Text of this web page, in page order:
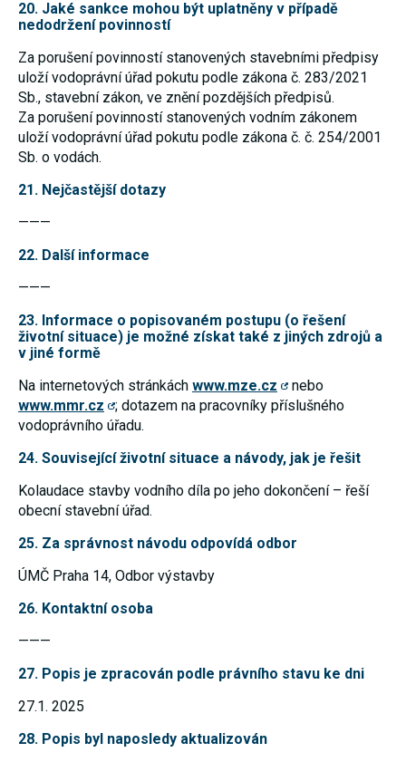
20. Jaké sankce mohou být uplatněny v případě
nedodržení povinností
Za porušení povinností stanovených stavebními předpisy
uloží vodoprávní úřad pokutu podle zákona č. 283/2021
Sb., stavební zákon, ve znění pozdějších předpisů.
Za porušení povinností stanovených vodním zákonem
uloží vodoprávní úřad pokutu podle zákona č. č. 254/2001
Sb. o vodách.
21. Nejčastější dotazy
———
22. Další informace
———
23. Informace o popisovaném postupu (o řešení
životní situace) je možné získat také z jiných zdrojů a
v jiné formě
Na internetových stránkách www.mze.cz
nebo
www.mmr.cz
; dotazem na pracovníky příslušného
vodoprávního úřadu.
24. Související životní situace a návody, jak je řešit
Kolaudace stavby vodního díla po jeho dokončení – řeší
obecní stavební úřad.
25. Za správnost návodu odpovídá odbor
ÚMČ Praha 14, Odbor výstavby
26. Kontaktní osoba
———
27. Popis je zpracován podle právního stavu ke dni
27.1. 2025
28. Popis byl naposledy aktualizován